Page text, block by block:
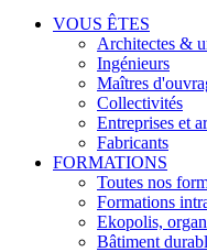
VOUS ÊTES
Architectes &
Ingénieurs
Maîtres
Collectivités
Entreprises et
Fabricants
FORMATIONS
Toutes nos
Formations
Ekopolis,
Bâtiment